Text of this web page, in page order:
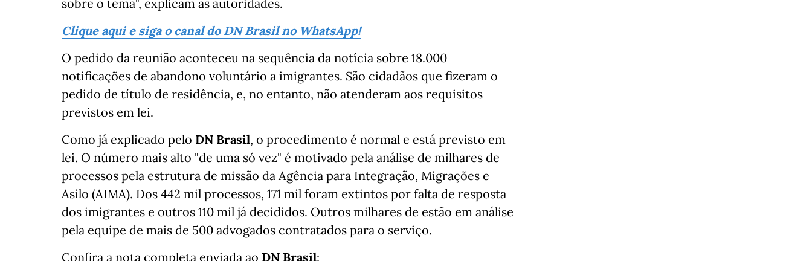
sobre o tema", explicam as autoridades.
Clique aqui e siga o canal do DN Brasil no WhatsApp!
O pedido da reunião aconteceu na sequência da notícia sobre 18.000
notificações de abandono voluntário a imigrantes. São cidadãos que fizeram o
pedido de título de residência, e, no entanto, não atenderam aos requisitos
previstos em lei.
Como já explicado pelo DN Brasil, o procedimento é normal e está previsto em
lei. O número mais alto "de uma só vez" é motivado pela análise de milhares de
processos pela estrutura de missão da Agência para Integração, Migrações e
Asilo (AIMA). Dos 442 mil processos, 171 mil foram extintos por falta de resposta
dos imigrantes e outros 110 mil já decididos. Outros milhares de estão em análise
pela equipe de mais de 500 advogados contratados para o serviço.
Confira a nota completa enviada ao DN Brasil: